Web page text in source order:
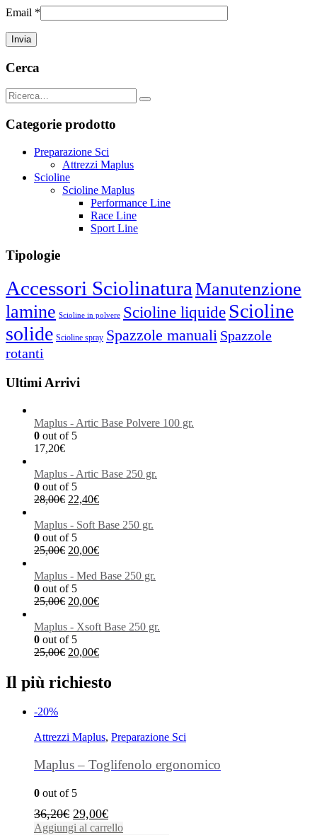
Email *
Cerca
Categorie prodotto
Preparazione Sci
Attrezzi Maplus
Scioline
Scioline Maplus
Performance Line
Race Line
Sport Line
Tipologie
Accessori Sciolinatura Manutenzione
lamine Scioline in polvere Scioline liquide Scioline
solide Scioline spray Spazzole manuali Spazzole
rotanti
Ultimi Arrivi
Maplus - Artic Base Polvere 100 gr.
0 out of 5
17,20€
Maplus - Artic Base 250 gr.
0 out of 5
28,00€ 22,40€
Maplus - Soft Base 250 gr.
0 out of 5
25,00€ 20,00€
Maplus - Med Base 250 gr.
0 out of 5
25,00€ 20,00€
Maplus - Xsoft Base 250 gr.
0 out of 5
25,00€ 20,00€
Il più richiesto
-20%
Attrezzi Maplus, Preparazione Sci
Maplus – Toglifenolo ergonomico
0 out of 5
36,20€ 29,00€
Aggiungi al carrello